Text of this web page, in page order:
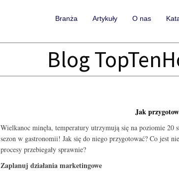
Branża Artykuły O nas
Blog
Jak
Wielkanoc minęła, temperatury utrzymują się na poziomie
sezon w gastronomii! Jak się do niego przygotować? Co jest
procesy przebiegały sprawnie?
Zaplanuj działania marketingowe